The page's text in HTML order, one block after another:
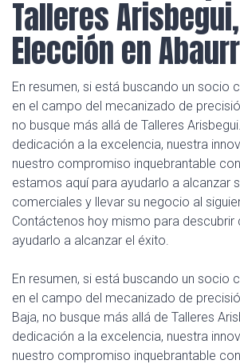
Talleres
Elección en
En resumen, si está buscando un socio
en el campo del mecanizado de
no busque más allá de Talleres
dedicación a la excelencia, nuestra
nuestro compromiso inquebrantable
estamos aquí para ayudarlo a alcanzar
comerciales y llevar su negocio al
Contáctenos hoy mismo para
ayudarlo a alcanzar el éxito.
En resumen, si está buscando un socio
en el campo del mecanizado de
Baja, no busque más allá de Talleres
dedicación a la excelencia, nuestra
nuestro compromiso inquebrantable